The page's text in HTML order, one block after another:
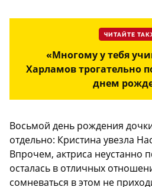
ЧИТАЙТЕ
«Многому у тебя
Харламов трогательно
днем
Восьмой день рождения
отдельно: Кристина увезла
Впрочем, актриса неустанно
осталась в отличных
сомневаться в этом не